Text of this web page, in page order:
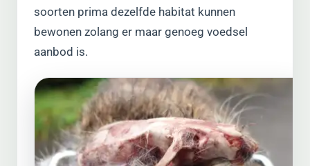
soorten prima dezelfde habitat kunnen
bewonen zolang er maar genoeg voedsel
aanbod is.